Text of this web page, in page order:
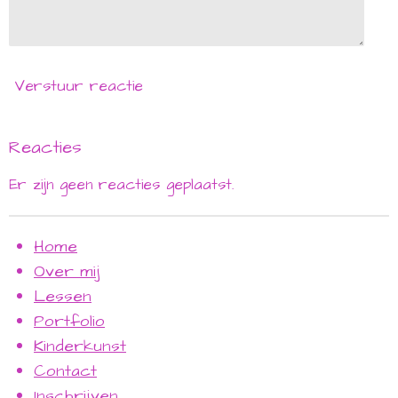
Verstuur reactie
Reacties
Er zijn geen reacties geplaatst.
Home
Over mij
Lessen
Portfolio
Kinderkunst
Contact